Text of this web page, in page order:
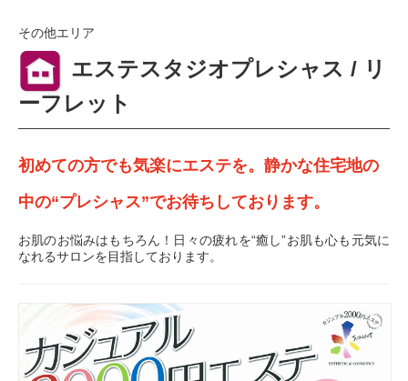
その他エリア
⑪ エステスタジオプレシャス / リ
ーフレット
初めての方でも気楽にエステを。静かな住宅地の
中の“プレシャス”でお待ちしております。
お肌のお悩みはもちろん！日々の疲れを“癒し”お肌も心も元気に
なれるサロンを目指しております。